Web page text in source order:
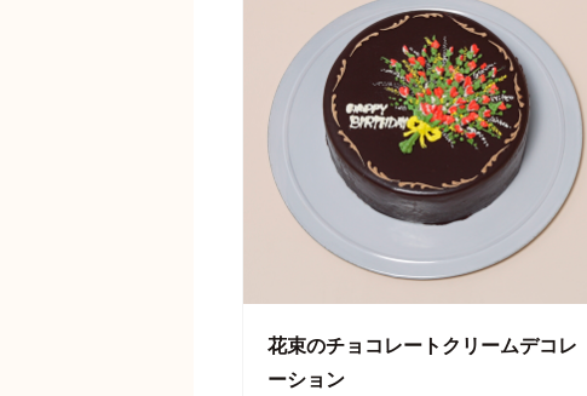
花束のチョコレートクリームデコレ
ーション